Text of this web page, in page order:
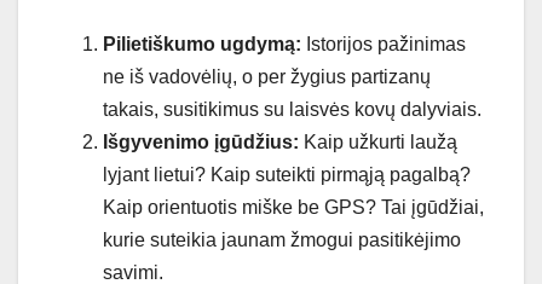
Pilietiškumo ugdymą: Istorijos pažinimas
ne iš vadovėlių, o per žygius partizanų
takais, susitikimus su laisvės kovų dalyviais.
Išgyvenimo įgūdžius: Kaip užkurti laužą
lyjant lietui? Kaip suteikti pirmąją pagalbą?
Kaip orientuotis miške be GPS? Tai įgūdžiai,
kurie suteikia jaunam žmogui pasitikėjimo
savimi.